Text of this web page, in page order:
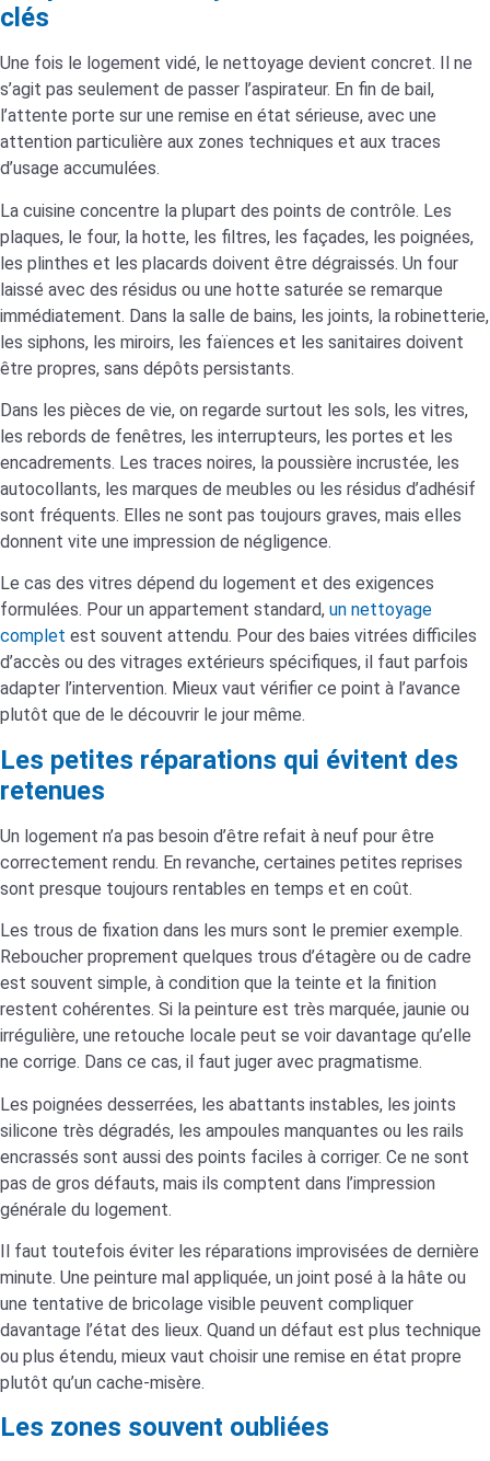
clés
Une fois le logement vidé, le nettoyage devient concret. Il ne
s’agit pas seulement de passer l’aspirateur. En fin de bail,
l’attente porte sur une remise en état sérieuse, avec une
attention particulière aux zones techniques et aux traces
d’usage accumulées.
La cuisine concentre la plupart des points de contrôle. Les
plaques, le four, la hotte, les filtres, les façades, les poignées,
les plinthes et les placards doivent être dégraissés. Un four
laissé avec des résidus ou une hotte saturée se remarque
immédiatement. Dans la salle de bains, les joints, la robinetterie,
les siphons, les miroirs, les faïences et les sanitaires doivent
être propres, sans dépôts persistants.
Dans les pièces de vie, on regarde surtout les sols, les vitres,
les rebords de fenêtres, les interrupteurs, les portes et les
encadrements. Les traces noires, la poussière incrustée, les
autocollants, les marques de meubles ou les résidus d’adhésif
sont fréquents. Elles ne sont pas toujours graves, mais elles
donnent vite une impression de négligence.
Le cas des vitres dépend du logement et des exigences
formulées. Pour un appartement standard, un nettoyage
complet est souvent attendu. Pour des baies vitrées difficiles
d’accès ou des vitrages extérieurs spécifiques, il faut parfois
adapter l’intervention. Mieux vaut vérifier ce point à l’avance
plutôt que de le découvrir le jour même.
Les petites réparations qui évitent des
retenues
Un logement n’a pas besoin d’être refait à neuf pour être
correctement rendu. En revanche, certaines petites reprises
sont presque toujours rentables en temps et en coût.
Les trous de fixation dans les murs sont le premier exemple.
Reboucher proprement quelques trous d’étagère ou de cadre
est souvent simple, à condition que la teinte et la finition
restent cohérentes. Si la peinture est très marquée, jaunie ou
irrégulière, une retouche locale peut se voir davantage qu’elle
ne corrige. Dans ce cas, il faut juger avec pragmatisme.
Les poignées desserrées, les abattants instables, les joints
silicone très dégradés, les ampoules manquantes ou les rails
encrassés sont aussi des points faciles à corriger. Ce ne sont
pas de gros défauts, mais ils comptent dans l’impression
générale du logement.
Il faut toutefois éviter les réparations improvisées de dernière
minute. Une peinture mal appliquée, un joint posé à la hâte ou
une tentative de bricolage visible peuvent compliquer
davantage l’état des lieux. Quand un défaut est plus technique
ou plus étendu, mieux vaut choisir une remise en état propre
plutôt qu’un cache-misère.
Les zones souvent oubliées